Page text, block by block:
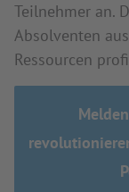
Teilnehmer an.
Absolventen
Ressourcen